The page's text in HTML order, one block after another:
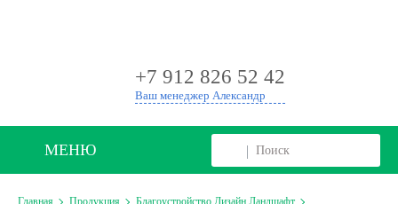
+7 912 826 52 42
Ваш менеджер Александр
МЕНЮ
Главная Продукция Благоустройство Дизайн Ландшафт